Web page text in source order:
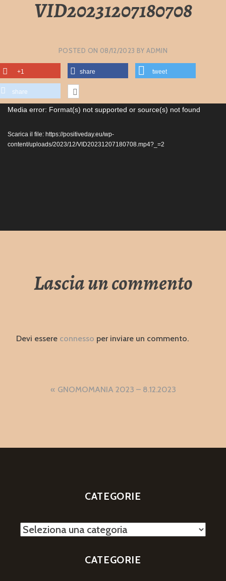
VID20231207180708
POSTED ON 08/12/2023 BYADMIN
+1 share tweet
share
Video
Media error: Format(s) not supported or source(s) not found
Scarica il file: https://positiveday.eu/wp-
content/uploads/2023/12/VID20231207180708.mp4?_=2
Lascia un commento
Devi essere connesso per inviare un commento.
Navigazione
GNOMOMANIA 2023 – 8.12.2023
CATEGORIE
Categorie
CATEGORIE